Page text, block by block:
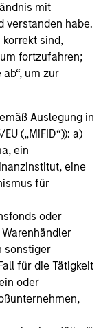
mit
verstanden habe.
sind,
fortzufahren;
um zur
Auslegung in
(„MiFID“)): a)
ein
eine
für
oder
sonstiger
für die Tätigkeit
oder